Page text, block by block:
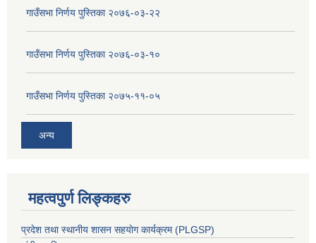
गाउँसभा निर्णय पुस्तिका २०७६-०३-२२
गाउँसभा निर्णय पुस्तिका २०७६-०३-१०
गाउँसभा निर्णय पुस्तिका २०७५-११-०५
अन्य
महत्वपुर्ण लिङ्कहरु
प्रदेश तथा स्थानीय शासन सहयाेग कार्यक्रम (PLGSP)